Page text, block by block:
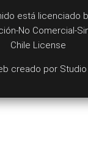
está licenciado
No Comercial-
Chile License
creado por Studio